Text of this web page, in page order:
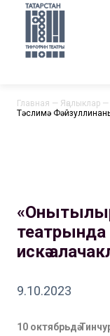
Главная — Яңалыклар —
Тәслимә
театрында
искә
9.10.2023
10 октябрьдә